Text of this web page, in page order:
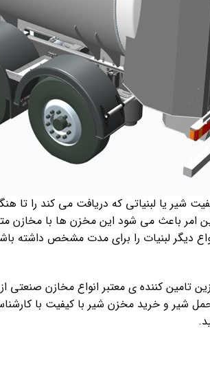
شیر یا لبنیاتی که دریافت می کند را
باعث می شود این مخزن ها با مخازن
دیگر لبنیات را برای مدت مشخص داشته
تامین کننده ی معتبر انواع مخازن صنعتی
و خرید مخزن شیر با کیفیت با